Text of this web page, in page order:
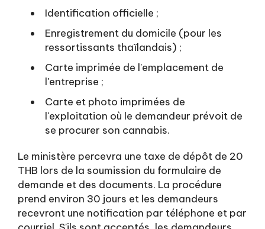
Identification officielle ;
Enregistrement du domicile (pour les
ressortissants thaïlandais) ;
Carte imprimée de l'emplacement de
l'entreprise ;
Carte et photo imprimées de
l'exploitation où le demandeur prévoit de
se procurer son cannabis.
Le ministère percevra une taxe de dépôt de 20
THB lors de la soumission du formulaire de
demande et des documents. La procédure
prend environ 30 jours et les demandeurs
recevront une notification par téléphone et par